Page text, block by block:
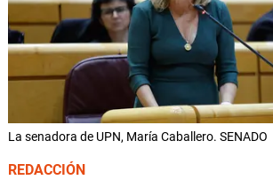
La senadora de UPN, María Caballero. SENADO
REDACCIÓN